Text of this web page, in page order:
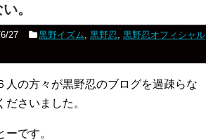
。
27 黒野イズム,黒野忍,黒野忍オフィシャル
人の方々が黒野忍のブログを過疎らな
さいました。
です。